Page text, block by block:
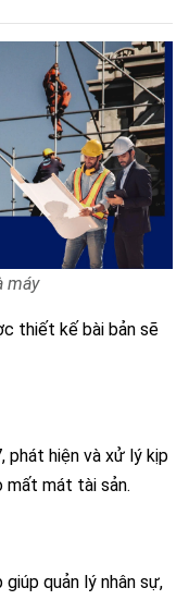
máy
thiết kế bài bản sẽ
phát hiện và xử lý kịp
mất mát tài sản.
quản lý nhân sự,